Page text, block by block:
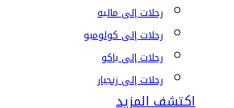
رحلات إلى ماليه
رحلات إلى كولومبو
رحلات إلى باكو
رحلات إلى زنجبار
اكتشف المزيد